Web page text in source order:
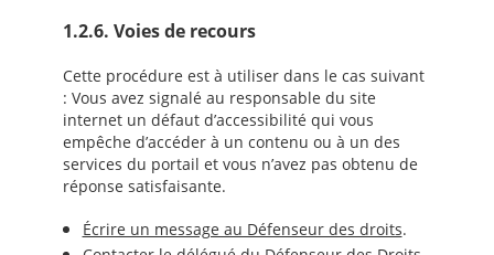
1.2.6. Voies de recours
Cette procédure est à utiliser dans le cas suivant
: Vous avez signalé au responsable du site
internet un défaut d’accessibilité qui vous
empêche d’accéder à un contenu ou à un des
services du portail et vous n’avez pas obtenu de
réponse satisfaisante.
Écrire un message au Défenseur des droits.